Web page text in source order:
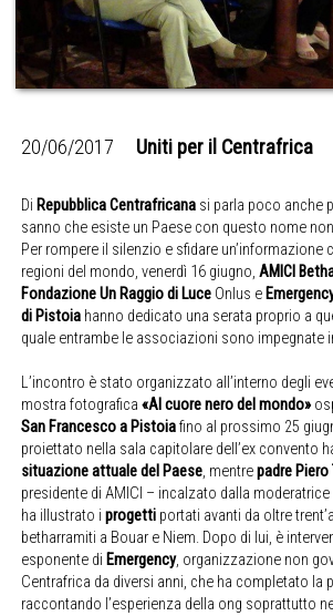
20/06/2017 Uniti per il Centrafrica
Di Repubblica Centrafricana si parla poco anche
sanno che esiste un Paese con questo nome
Per rompere il silenzio e sfidare un’informazione
regioni del mondo, venerdì 16 giugno,AMICI
Fondazione Un Raggio di Luce Onlus e
di Pistoia hanno dedicato una serata proprio a
quale entrambe le associazioni sono impegnate
L’incontro è stato organizzato all’interno degli
mostra fotografica«Al cuore nero del mondo»
San Francesco a Pistoiafino al prossimo 25
proiettato nella sala capitolare dell’ex convento
situazione attuale del Paese, mentrepadre Piero
presidente di AMICI – incalzato dalla moderatrice
ha illustrato iprogetti portati avanti da oltre
betharramiti a Bouar e Niem. Dopo di lui, è
esponente di Emergency, organizzazione non
Centrafrica da diversi anni, che ha completato la
raccontando l’esperienza della ong soprattutto